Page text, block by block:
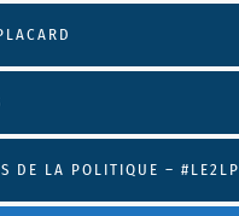
DE LA POLITIQUE – #LE2LP